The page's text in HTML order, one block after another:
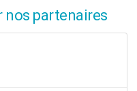
nos partenaires